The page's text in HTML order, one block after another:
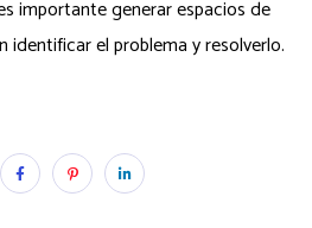
importante generar espacios de
identificar el problema y resolverlo.